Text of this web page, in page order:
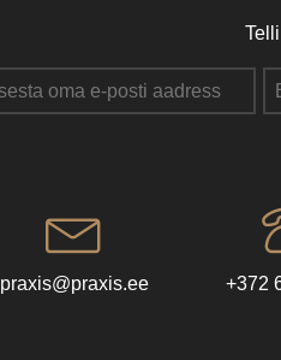
praxis@praxis.ee +372